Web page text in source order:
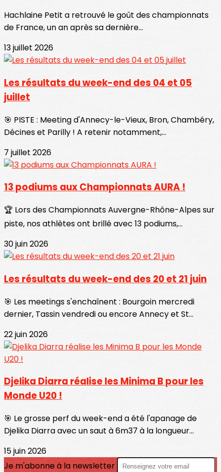
Hachlaine Petit a retrouvé le goût des championnats
de France, un an après sa dernière...
13 juillet 2026
Les résultats du week-end des 04 et 05
juillet
🎯 PISTE : Meeting d'Annecy-le-Vieux, Bron, Chambéry,
Décines et Parilly ! A retenir notamment,...
7 juillet 2026
13 podiums aux Championnats AURA !
🏆 Lors des Championnats Auvergne-Rhône-Alpes sur
piste, nos athlètes ont brillé avec 13 podiums,...
30 juin 2026
Les résultats du week-end des 20 et 21 juin
🎯 Les meetings s'enchaînent : Bourgoin mercredi
dernier, Tassin vendredi ou encore Annecy et St...
22 juin 2026
Djelika Diarra réalise les Minima B pour les
Monde U20 !
🎯 Le grosse perf du week-end a été l'apanage de
Djelika Diarra avec un saut à 6m37 à la longueur...
15 juin 2026
Je m'abonne à la newsletter